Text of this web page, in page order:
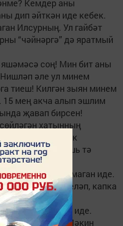
Кемдер аны
дип әйткән иде кебек.
Илсурның. Ул гайбәт
“чәйнәргә” дә яратмый
соң! Мин бит аны
әле ул минем
тиеш! Килгән зыян минем
15 мең акча алып эшлим
җавап бирсен!
хатынның
килә иде. Ничек
бер бөртек яшь тә
дә урламаган иде.
ярдәм итәргә теләп, капка
төзелеш
теләгән иде.
җиткерде бит! Ләкин